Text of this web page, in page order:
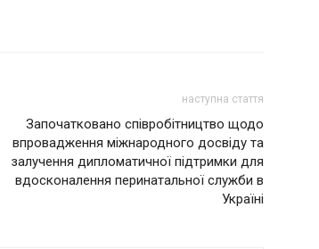
наступна стаття
Започатковано співробітництво щодо
впровадження міжнародного досвіду та
залучення дипломатичної підтримки для
вдосконалення перинатальної служби в
Україні